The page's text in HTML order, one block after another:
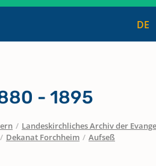
DE
- 1895
/ Landeskirchliches Archiv der
/ Dekanat Forchheim / Aufseß